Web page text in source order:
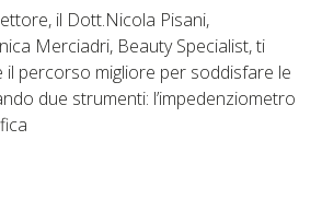
il Dott.Nicola Pisani,
Merciadri, Beauty Specialist, ti
percorso migliore per soddisfare le
due strumenti: l’impedenziometro